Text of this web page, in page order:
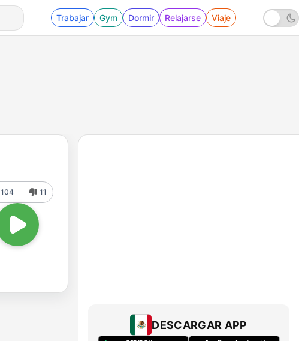
Trabajar Gym Dormir Relajarse Viaje
104 11
DESCARGAR APP